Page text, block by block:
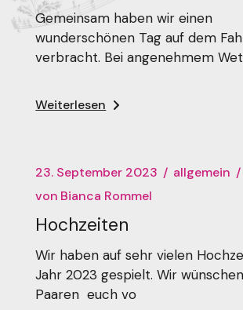
Gemeinsam haben wir einen
wunderschönen Tag auf dem
verbracht. Bei angenehmem
Weiterlesen
23. September 2023
allgemein
von Bianca Rommel
Hochzeiten
Wir haben auf sehr vielen
Jahr 2023 gespielt. Wir
Paaren euch vo